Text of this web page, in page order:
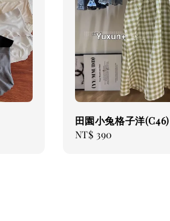
田園小兔格子洋(C46)
Regular
NT$ 390